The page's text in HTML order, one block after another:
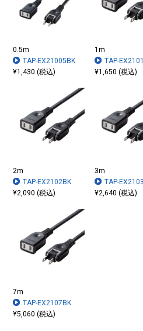
0.5m
TAP-EX21005BK
¥1,430 (税込)
1m
TAP-
¥1,650 (税込)
2m
TAP-EX2102BK
¥2,090 (税込)
3m
TAP-
¥2,640 (税込)
7m
TAP-EX2107BK
¥5,060 (税込)